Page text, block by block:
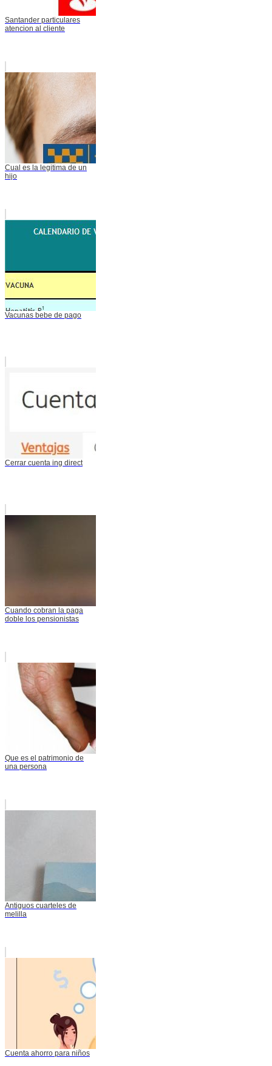
Santander particulares
atencion al cliente
Cual es la legitima de un
hijo
Vacunas bebe de pago
Cerrar cuenta ing direct
Cuando cobran la paga
doble los pensionistas
Que es el patrimonio de
una persona
Antiguos cuarteles de
melilla
Cuenta ahorro para niños